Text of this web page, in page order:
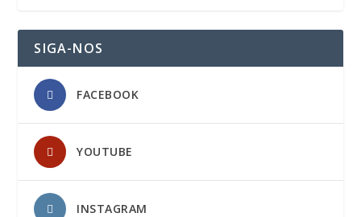
SIGA-NOS
FACEBOOK
YOUTUBE
INSTAGRAM